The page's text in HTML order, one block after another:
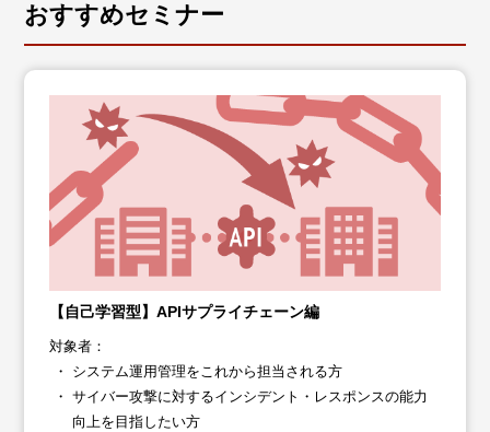
おすすめセミナー
【自己学習型】APIサプライチェーン編
対象者：
システム運用管理をこれから担当される方
サイバー攻撃に対するインシデント・レスポンスの能力
向上を目指したい方